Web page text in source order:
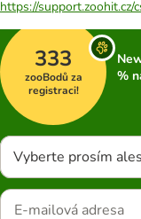
https://support.zoohit.cz/
333
zooBodů za
registraci!
%
Vyberte prosím